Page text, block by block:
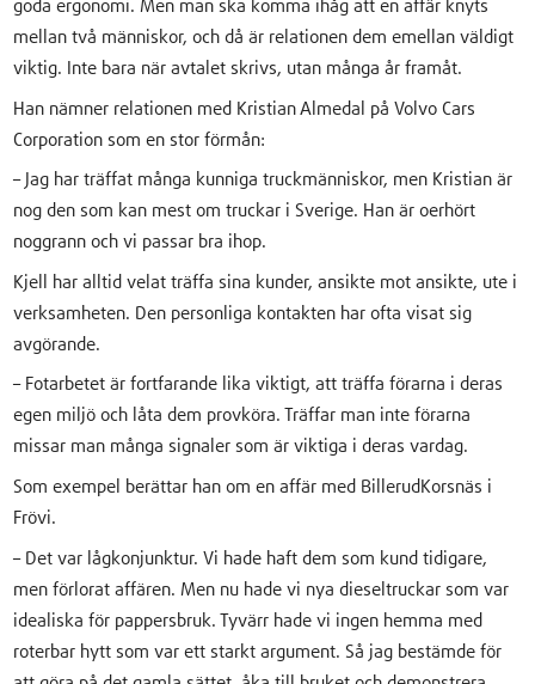
goda ergonomi. Men man ska komma ihåg att en affär knyts
mellan två människor, och då är relationen dem emellan väldigt
viktig. Inte bara när avtalet skrivs, utan många år framåt.
Han nämner relationen med Kristian Almedal på Volvo Cars
Corporation som en stor förmån:
– Jag har träffat många kunniga truckmänniskor, men Kristian är
nog den som kan mest om truckar i Sverige. Han är oerhört
noggrann och vi passar bra ihop.
Kjell har alltid velat träffa sina kunder, ansikte mot ansikte, ute i
verksamheten. Den personliga kontakten har ofta visat sig
avgörande.
– Fotarbetet är fortfarande lika viktigt, att träffa förarna i deras
egen miljö och låta dem provköra. Träffar man inte förarna
missar man många signaler som är viktiga i deras vardag.
Som exempel berättar han om en affär med BillerudKorsnäs i
Frövi.
– Det var lågkonjunktur. Vi hade haft dem som kund tidigare,
men förlorat affären. Men nu hade vi nya dieseltruckar som var
idealiska för pappersbruk. Tyvärr hade vi ingen hemma med
roterbar hytt som var ett starkt argument. Så jag bestämde för